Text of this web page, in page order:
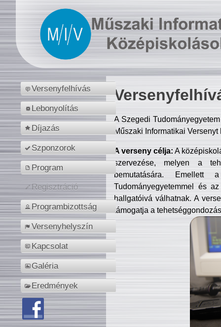
Versenyfelhívás
Lebonyolítás
Díjazás
Szponzorok
Program
Regisztráció
Programbizottság
Versenyhelyszín
Kapcsolat
Galéria
Eredmények
A Szegedi
Műszaki Informatikai
A verseny célja: A
szervezése, melyen a
bemutatására. Emellett
Tudományegyetemmel és
hallgatóivá válhatnak. A
támogatja a